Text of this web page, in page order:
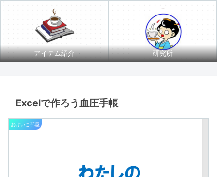
アイテム紹介 研究所
Excelで作ろう血圧手帳
おけいこ部屋